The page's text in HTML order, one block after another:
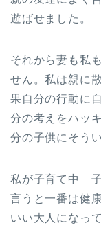
遊ばせました。
それから妻も私
せん。私は親に
果自分の行動に
分の考えをハッ
分の子供にそう
私が子育て中 子
言うと一番は健
いい大人になっ